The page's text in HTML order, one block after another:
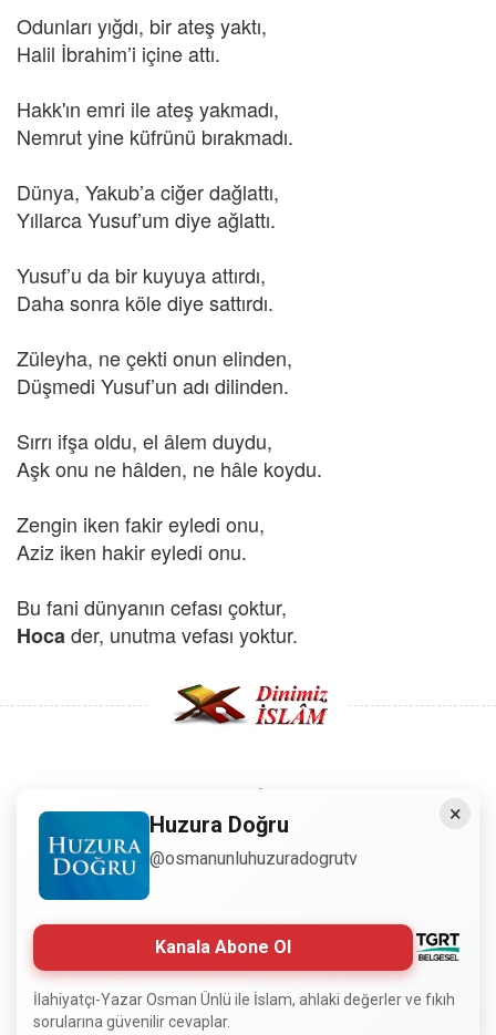
Odunları yığdı, bir ateş yaktı,
Halil İbrahim’i içine attı.
Hakk'ın emri ile ateş yakmadı,
Nemrut yine küfrünü bırakmadı.
Dünya, Yakub’a ciğer dağlattı,
Yıllarca Yusuf’um diye ağlattı.
Yusuf’u da bir kuyuya attırdı,
Daha sonra köle diye sattırdı.
Züleyha, ne çekti onun elinden,
Düşmedi Yusuf’un adı dilinden.
Sırrı ifşa oldu, el âlem duydu,
Aşk onu ne hâlden, ne hâle koydu.
Zengin iken fakir eyledi onu,
Aziz iken hakir eyledi onu.
Bu fani dünyanın cefası çoktur,
Hocader, unutma vefası yoktur.
Copyright © 2008 - Dinimiz İslam. Her Hakkı Saklıdır.
Sitemizdeki bilgiler, bütün insanların istifadesi için
hazırlanmıştır. Orijinaline sadık kalmak şartıyla, izin
almaya gerek kalmadan, herkes istediği gibi alıp istifade
edebilir.
Normal Siteyi Göster
×
Huzura Doğru
@osmanunluhuzuradogrutv
Kanala Abone Ol
İlahiyatçı-Yazar Osman Ünlü ile İslam, ahlaki değerler ve fıkıh
sorularına güvenilir cevaplar.